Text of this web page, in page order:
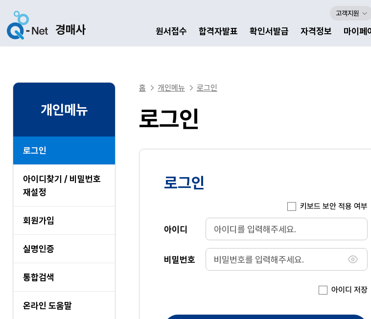
원서접수 합격자발표 확인서발급 자격정보 마이페
고객지원
개인메뉴
로그인
아이디찾기 / 비밀번호
재설정
회원가입
실명인증
통합검색
온라인 도움말
홈 개인메뉴 로그인
로그인
로그인
키보드 보안 적용 여부
아이디
비밀번호
아이디 저장